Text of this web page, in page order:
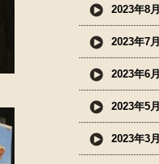
2023年8月
2023年7月
2023年6月
2023年5月
2023年3月